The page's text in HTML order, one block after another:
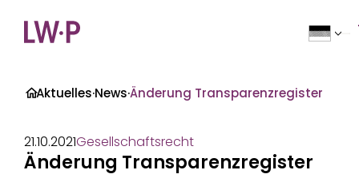
>
·Aktuelles·News·Änderung Transparenzregister
21.10.2021Gesellschaftsrecht
Änderung Transparenzregister